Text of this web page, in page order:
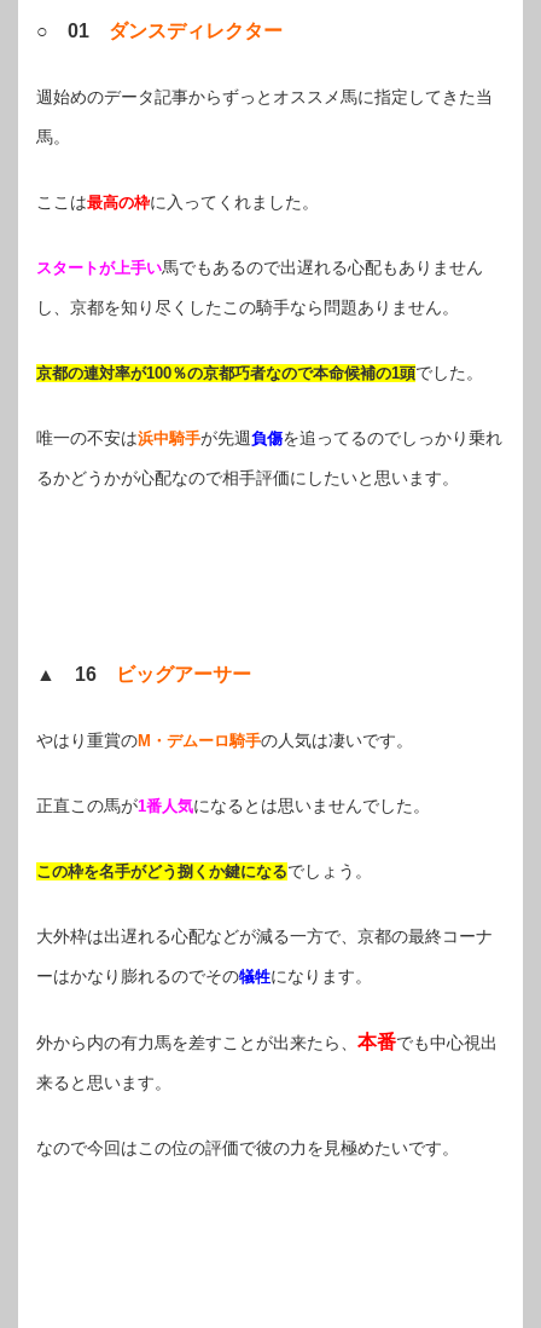
○ 01 ダンスディレクター
週始めのデータ記事からずっとオススメ馬に指定してきた当
馬。
ここは最高の枠に入ってくれました。
スタートが上手い馬でもあるので出遅れる心配もありません
し、京都を知り尽くしたこの騎手なら問題ありません。
京都の連対率が100％の京都巧者なので本命候補の1頭でした。
唯一の不安は浜中騎手が先週負傷を追ってるのでしっかり乗れ
るかどうかが心配なので相手評価にしたいと思います。
▲ 16 ビッグアーサー
やはり重賞のM・デムーロ騎手の人気は凄いです。
正直この馬が1番人気になるとは思いませんでした。
この枠を名手がどう捌くか鍵になるでしょう。
大外枠は出遅れる心配などが減る一方で、京都の最終コーナ
ーはかなり膨れるのでその犠牲になります。
外から内の有力馬を差すことが出来たら、 本番でも中心視出
来ると思います。
なので今回はこの位の評価で彼の力を見極めたいです。